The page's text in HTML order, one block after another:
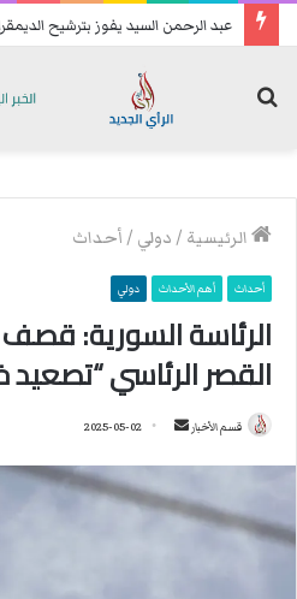
الرئيسية /دولي /أحداث
أحداث أهم الأحداث دولي
الرئاسة السورية:
القصر الرئاسي “تصعيد
قسم الأخبار
ل
2025-05-02